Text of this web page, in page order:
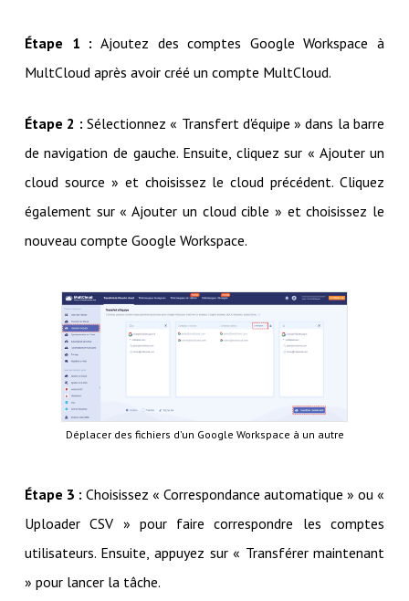
Étape 1 : Ajoutez des comptes Google Workspace à
MultCloud après avoir créé un compte MultCloud.
Étape 2 : Sélectionnez « Transfert d'équipe » dans la barre
de navigation de gauche. Ensuite, cliquez sur « Ajouter un
cloud source » et choisissez le cloud précédent. Cliquez
également sur « Ajouter un cloud cible » et choisissez le
nouveau compte Google Workspace.
Déplacer des fichiers d'un Google Workspace à un autre
Étape 3 : Choisissez « Correspondance automatique » ou «
Uploader CSV » pour faire correspondre les comptes
utilisateurs. Ensuite, appuyez sur « Transférer maintenant
» pour lancer la tâche.